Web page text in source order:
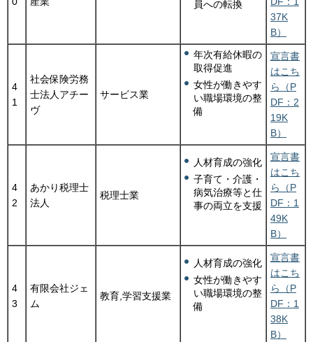
員への転換
37K
B）
4
1
社会保険労務
士法人アチー
ヴ
サービス業
年次有給休暇の
取得促進
女性が働きやす
い職場環境の整
備
宣言書
はこち
ら（P
DF：2
19K
B）
4
2
あかり税理士
法人
税理士業
人材育成の強化
子育て・介護・
病気治療等と仕
事の両立を支援
宣言書
はこち
ら（P
DF：1
49K
B）
4
3
有限会社ジェ
ム
教育,学習支援業
人材育成の強化
女性が働きやす
い職場環境の整
備
宣言書
はこち
ら（P
DF：1
38K
B）